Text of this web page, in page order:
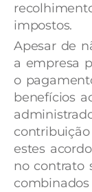
impostos.
Apesar de
a empresa
o
benefícios
contribuição
estes
no contrato